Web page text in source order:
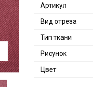
Артикул
Вид отреза
Тип ткани
Рисунок
Цвет